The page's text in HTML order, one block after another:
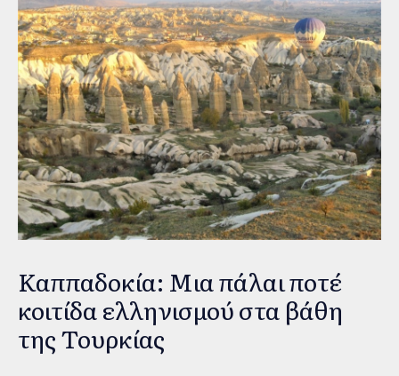
Καππαδοκία: Μια πάλαι ποτέ
κοιτίδα ελληνισμού στα βάθη
της Τουρκίας